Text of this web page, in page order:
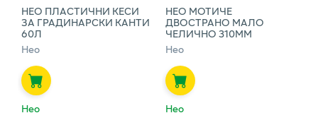
НЕО ПЛАСТИЧНИ КЕСИ
ЗА ГРАДИНАРСКИ КАНТИ
60Л
Нео
Нео
НЕО МОТИЧЕ
ДВОСТРАНО МАЛО
ЧЕЛИЧНО 310ММ
Нео
Нео